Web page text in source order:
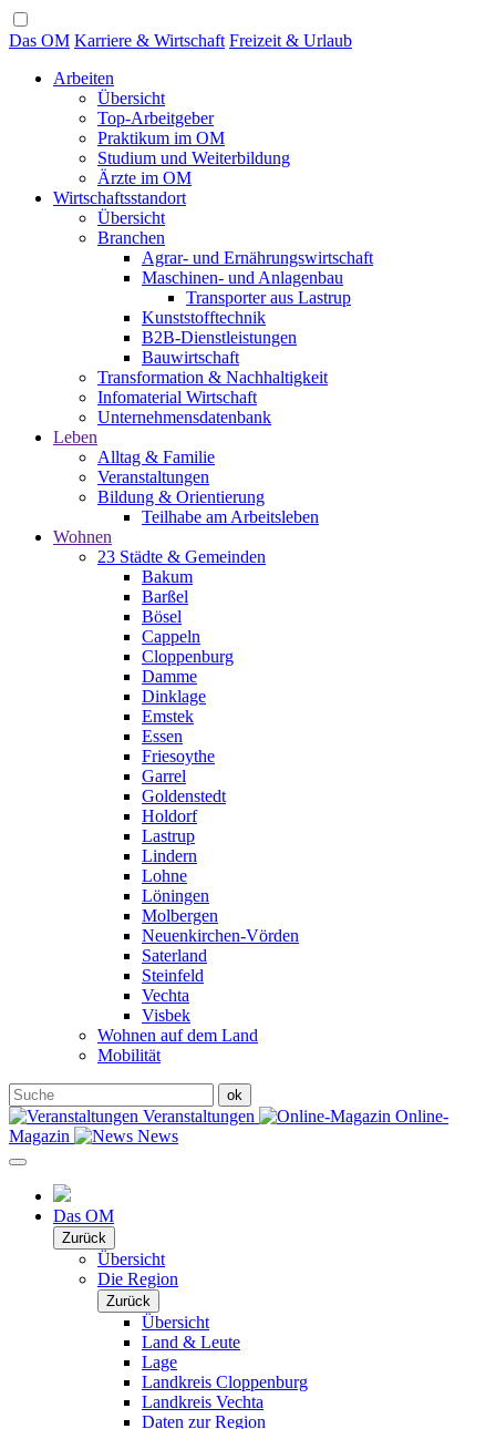
Das OM Karriere & Wirtschaft Freizeit & Urlaub
Arbeiten
Übersicht
Top-Arbeitgeber
Praktikum im OM
Studium und Weiterbildung
Ärzte im OM
Wirtschaftsstandort
Übersicht
Branchen
Agrar- und Ernährungswirtschaft
Maschinen- und Anlagenbau
Transporter aus Lastrup
Kunststofftechnik
B2B-Dienstleistungen
Bauwirtschaft
Transformation & Nachhaltigkeit
Infomaterial Wirtschaft
Unternehmensdatenbank
Leben
Alltag & Familie
Veranstaltungen
Bildung & Orientierung
Teilhabe am Arbeitsleben
Wohnen
23 Städte & Gemeinden
Bakum
Barßel
Bösel
Cappeln
Cloppenburg
Damme
Dinklage
Emstek
Essen
Friesoythe
Garrel
Goldenstedt
Holdorf
Lastrup
Lindern
Lohne
Löningen
Molbergen
Neuenkirchen-Vörden
Saterland
Steinfeld
Vechta
Visbek
Wohnen auf dem Land
Mobilität
Veranstaltungen
Online-
Magazin
News
Das OM
Zurück
Übersicht
Die Region
Zurück
Übersicht
Land & Leute
Lage
Landkreis Cloppenburg
Landkreis Vechta
Daten zur Region